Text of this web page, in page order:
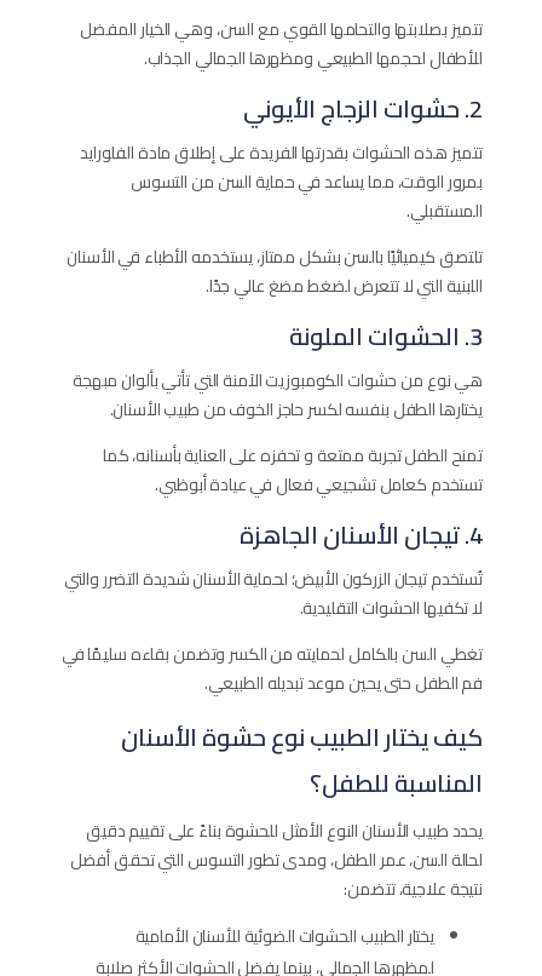
تتميز بصلابتها والتحامها القوي مع السن، وهي الخيار المفضل
للأطفال لحجمها الطبيعي ومظهرها الجمالي الجذاب.
2. حشوات الزجاج الأيوني
تتميز هذه الحشوات بقدرتها الفريدة على إطلاق مادة الفلورايد
بمرور الوقت، مما يساعد في حماية السن من التسوس
المستقبلي.
تلتصق كيميائيًا بالسن بشكل ممتاز، يستخدمه الأطباء في الأسنان
اللبنية التي لا تتعرض لضغط مضغ عالي جدًا.
3. الحشوات الملونة
هي نوع من حشوات الكومبوزيت الآمنة التي تأتي بألوان مبهجة
يختارها الطفل بنفسه لكسر حاجز الخوف من طبيب الأسنان.
تمنح الطفل تجربة ممتعة و تحفزه على العناية بأسنانه، كما
تستخدم كعامل تشجيعي فعال في عيادة أبوظبي.
4. تيجان الأسنان الجاهزة
تُستخدم تيجان الزركون الأبيض؛ لحماية الأسنان شديدة التضرر والتي
لا تكفيها الحشوات التقليدية.
تغطي السن بالكامل لحمايته من الكسر وتضمن بقاءه سليمًا في
فم الطفل حتى يحين موعد تبديله الطبيعي.
كيف يختار الطبيب نوع حشوة الأسنان
المناسبة للطفل؟
يحدد طبيب الأسنان النوع الأمثل للحشوة بناءً على تقييم دقيق
لحالة السن، عمر الطفل، ومدى تطور التسوس التي تحقق أفضل
نتيجة علاجية، تتضمن:
يختار الطبيب الحشوات الضوئية للأسنان الأمامية
لمظهرها الجمالي، بينما يفضل الحشوات الأكثر صلابة